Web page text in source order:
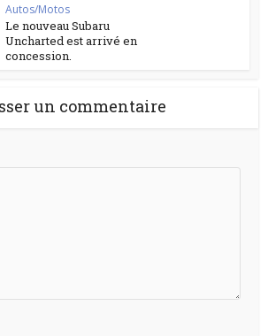
Autos/Motos
Le nouveau Subaru
Uncharted est arrivé en
concession.
un commentaire